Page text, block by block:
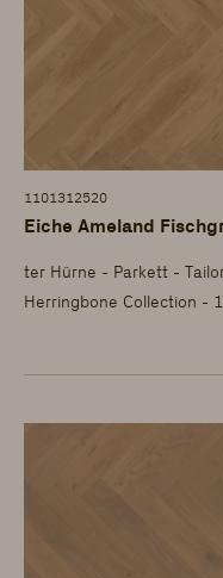
1101312520
Eiche Ameland
ter Hürne - Parkett -
Herringbone Collection -